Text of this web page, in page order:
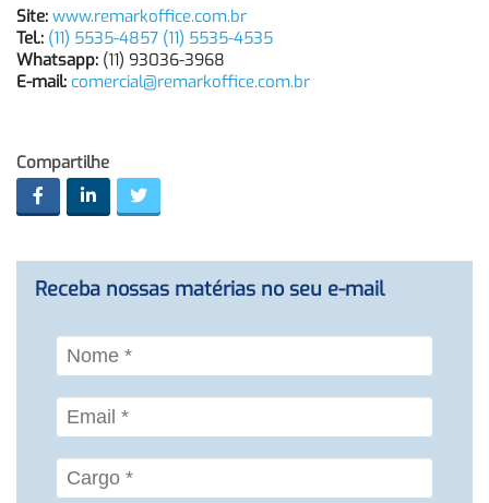
Site: www.remarkoffice.com.br
Tel.: (11) 5535-4857 (11) 5535-4535
Whatsapp: (11) 93036-3968
E-mail: comercial@remarkoffice.com.br
Compartilhe
Receba nossas matérias no seu e-mail